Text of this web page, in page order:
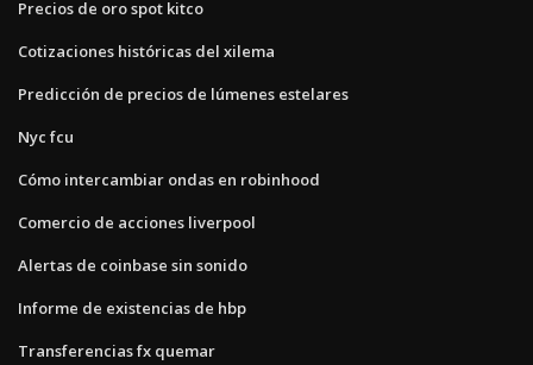
Precios de oro spot kitco
Cotizaciones históricas del xilema
Predicción de precios de lúmenes estelares
Nyc fcu
Cómo intercambiar ondas en robinhood
Comercio de acciones liverpool
Alertas de coinbase sin sonido
Informe de existencias de hbp
Transferencias fx quemar